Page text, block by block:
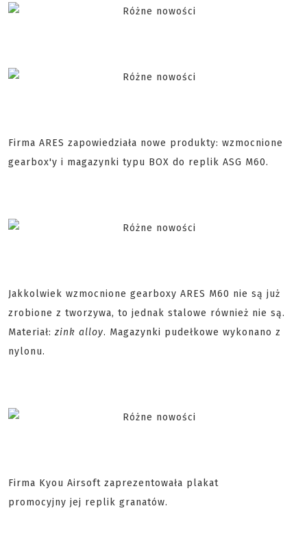
Firma ARES zapowiedziała nowe produkty: wzmocnione
gearbox'y i magazynki typu BOX do replik ASG M60.
Jakkolwiek wzmocnione gearboxy ARES M60 nie są już
zrobione z tworzywa, to jednak stalowe również nie są.
Materiał:zink alloy. Magazynki pudełkowe wykonano z
nylonu.
Firma Kyou Airsoft zaprezentowała plakat
promocyjny jej replik granatów.